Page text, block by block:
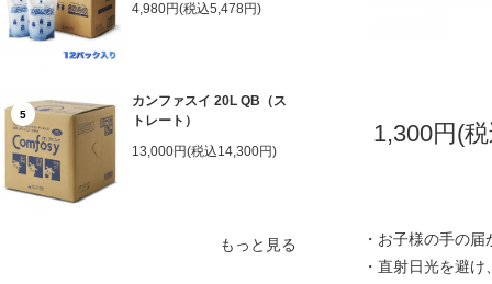
4,980円(税込5,478円)
5
カンファスイ 20L QB（ス
トレート）
13,000円(税込14,300円)
もっと見る
1,300円(
・お子様の手の
・直射日光を避